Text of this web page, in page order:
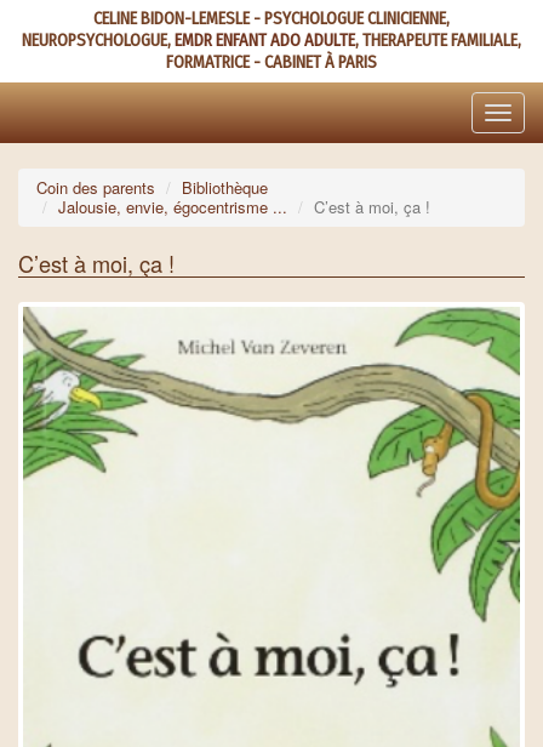
contenu
CELINE BIDON-LEMESLE - PSYCHOLOGUE CLINICIENNE,
NEUROPSYCHOLOGUE,EMDR ENFANT ADO ADULTE, THERAPEUTE FAMILIALE,
FORMATRICE - CABINET À PARIS
Toggle
Coin des parents
Bibliothèque
Jalousie, envie, égocentrisme ...
C’est à moi, ça !
C’est à moi, ça !